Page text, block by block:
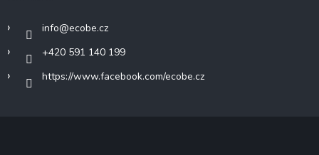
info@ecobe.cz
+420 591 140 199
https://www.facebook.com/ecobe.cz